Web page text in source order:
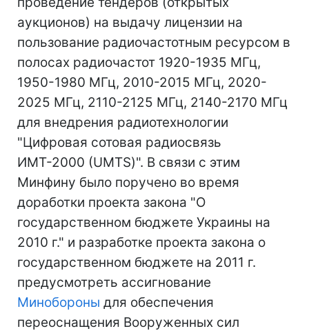
аукционов) на выдачу лицензии на
пользование радиочастотным ресурсом в
полосах радиочастот 1920-1935 МГц,
1950-1980 МГц, 2010-2015 МГц, 2020-
2025 МГц, 2110-2125 МГц, 2140-2170 МГц
для внедрения радиотехнологии
"Цифровая сотовая радиосвязь
ИМТ-2000 (UMTS)". В связи с этим
Минфину было поручено во время
доработки проекта закона "О
государственном бюджете Украины на
2010 г." и разработке проекта закона о
государственном бюджете на 2011 г.
предусмотреть ассигнование
Минобороны для обеспечения
переоснащения Вооруженных сил